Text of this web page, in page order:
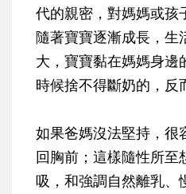
代的親密，對媽媽或孩
隨著寶寶逐漸成長，生
大，寶寶黏在媽媽身邊
時候捨不得斷奶的，反
如果爸媽沒法堅持，很
回胸前；這樣隨性所至
吸，和強調自然離乳、